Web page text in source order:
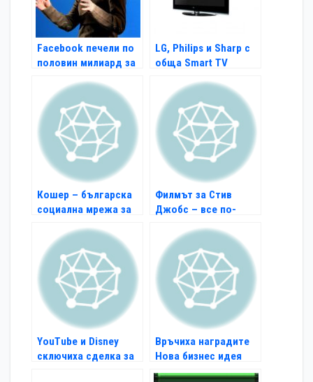
Facebook печели по
половин милиард за
LG, Philips и Sharp с
обща Smart TV
Кошер – българска
социална мрежа за
Филмът за Стив
Джобс – все по-
YouTube и Disney
сключиха сделка за
Връчиха наградите
Нова бизнес идея